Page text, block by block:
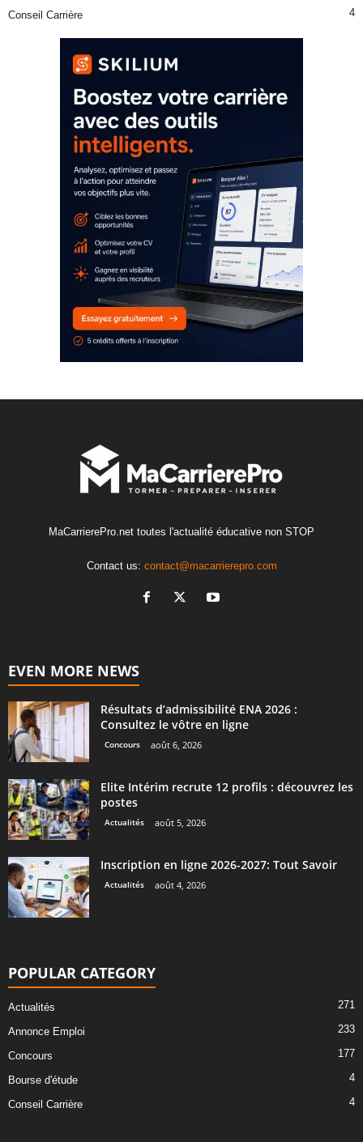
Conseil Carrière 4
MaCarrierePro.net toutes l'actualité éducative non STOP
Contact us: contact@macarrierepro.com
EVEN MORE NEWS
Résultats d’admissibilité ENA 2026 :
Consultez le vôtre en ligne
Concours août 6, 2026
Elite Intérim recrute 12 profils : découvrez les
postes
Actualités août 5, 2026
Inscription en ligne 2026-2027: Tout Savoir
Actualités août 4, 2026
POPULAR CATEGORY
Actualités 271
Annonce Emploi 233
Concours 177
Bourse d'étude 4
Conseil Carrière 4